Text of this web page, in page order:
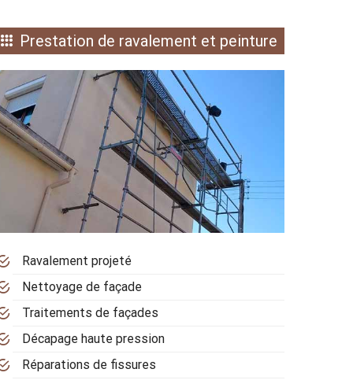
Prestation de ravalement et peinture
Ravalement projeté
Nettoyage de façade
Traitements de façades
Décapage haute pression
Réparations de fissures